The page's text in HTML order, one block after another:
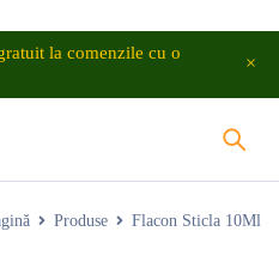
la comenzile cu o
Produse Flacon Sticla 10Ml